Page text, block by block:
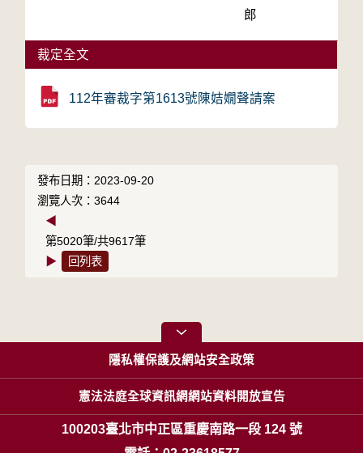
郎
裁定全文
112年審裁字第1613號陳姞嫺聲請案
發布日期：2023-09-20
瀏覽人次：3644
◀
第5020筆/共9617筆
▶
回列表
隱私權保護及網站安全政策
憲法法庭全球資訊網網站資料開放宣告
100203臺北市中正區重慶南路一段 124 號